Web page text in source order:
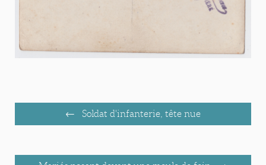
Soldat d'infanterie, tête nue